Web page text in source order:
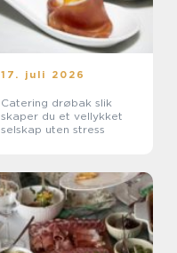
17. juli 2026
Catering drøbak slik
skaper du et vellykket
selskap uten stress